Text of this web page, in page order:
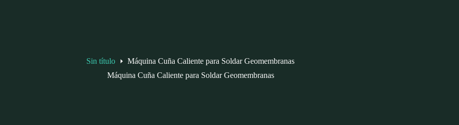
Sin título
Máquina Cuña Caliente para Soldar Geomembranas
Máquina Cuña Caliente para Soldar Geomembranas